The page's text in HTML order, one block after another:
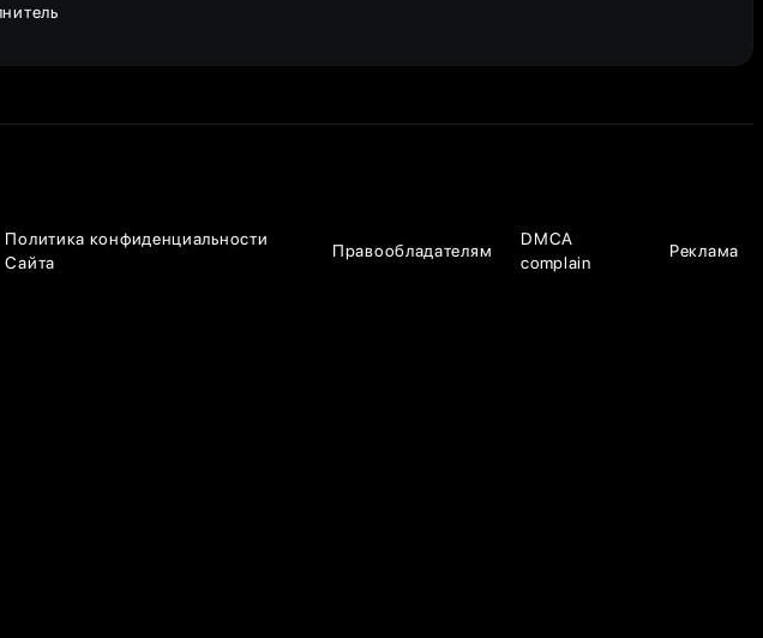
Политика конфиденциальности
Сайта
Правообладателям
DMCA
complain
Реклама